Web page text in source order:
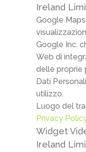
Ireland
Google
Google Inc.
Web di
delle proprie
Dati
utilizzo.
Luogo del
Privacy
Widget
Ireland